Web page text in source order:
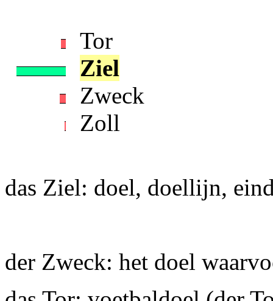
Tor
Ziel
Zweck
Zoll
das Ziel: doel, doellijn,
der Zweck: het doel